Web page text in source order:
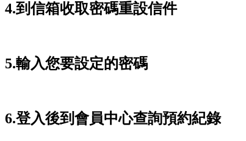
4.到信箱收取密碼重設信件
5.輸入您要設定的密碼
6.登入後到會員中心查詢預約紀錄